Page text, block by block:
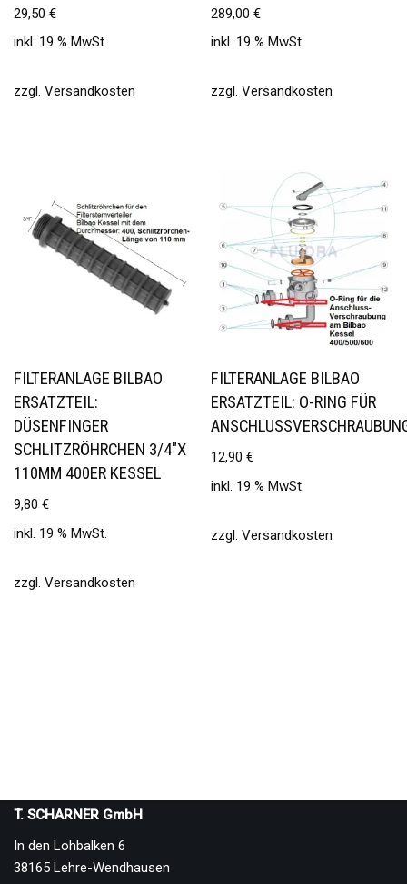
29,50 €
inkl. 19 % MwSt.
zzgl. Versandkosten
289,00€
inkl. 19 % MwSt.
zzgl.Versandkosten
FILTERANLAGE BILBAO
ERSATZTEIL:
DÜSENFINGER
SCHLITZRÖHRCHEN 3/4″X
110MM 400ER KESSEL
9,80 €
inkl. 19 % MwSt.
zzgl. Versandkosten
FILTERANLAGE BILBAO
ERSATZTEIL: O-RING FÜR
12,90€
inkl. 19 % MwSt.
zzgl.Versandkosten
T. SCHARNER GmbH
In den Lohbalken 6
38165 Lehre-Wendhausen